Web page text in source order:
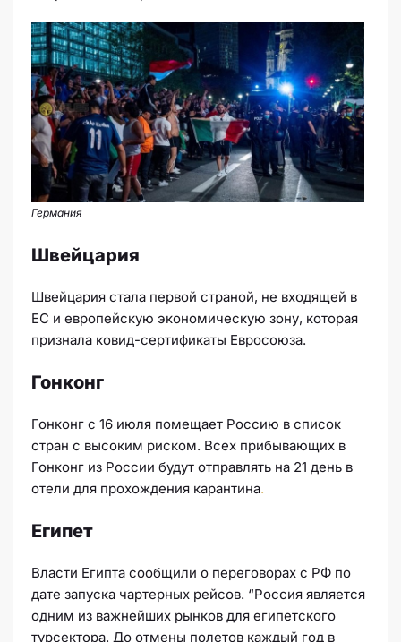
Германия
Швейцария
Швейцария стала первой страной, не входящей в
ЕС и европейскую экономическую зону, которая
признала ковид-сертификаты Евросоюза.
Гонконг
Гонконг с 16 июля помещает Россию в список
стран с высоким риском. Всех прибывающих в
Гонконг из России будут отправлять на 21 день в
отели для прохождения карантина.
Египет
Власти Египта сообщили о переговорах с РФ по
дате запуска чартерных рейсов. “Россия является
одним из важнейших рынков для египетского
турсектора. До отмены полетов каждый год в